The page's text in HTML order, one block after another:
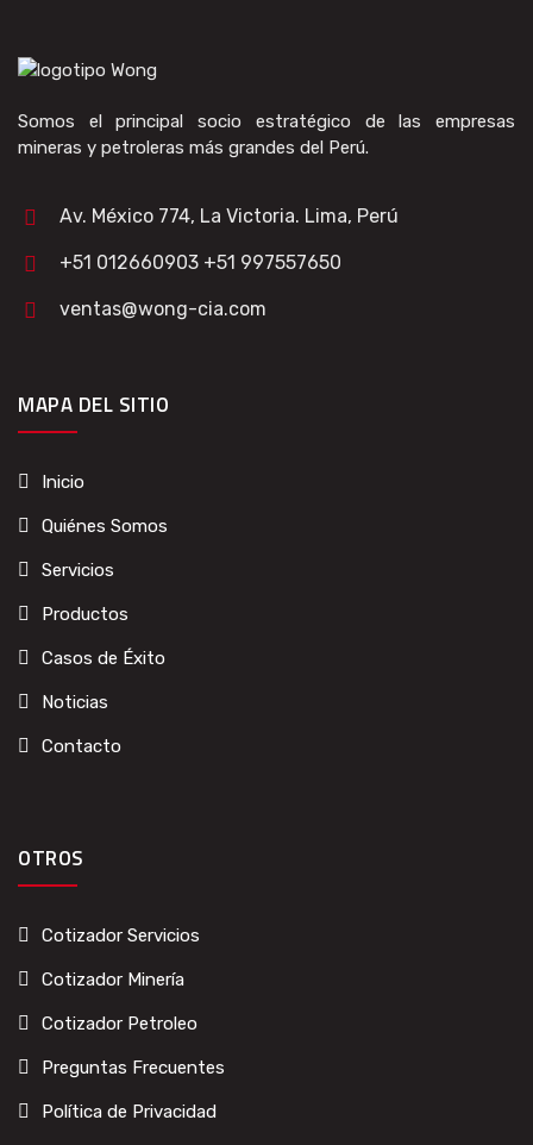
Somos el principal socio estratégico de las empresas
mineras y petroleras más grandes del Perú.
Av. México 774, La Victoria. Lima, Perú
+51 012660903 +51 997557650
ventas@wong-cia.com
MAPA DEL SITIO
Inicio
Quiénes Somos
Servicios
Productos
Casos de Éxito
Noticias
Contacto
OTROS
Cotizador Servicios
Cotizador Minería
Cotizador Petroleo
Preguntas Frecuentes
Política de Privacidad